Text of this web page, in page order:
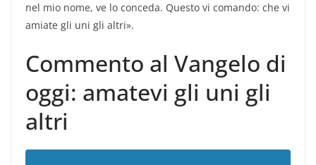
nel mio nome, ve lo conceda. Questo vi comando: che vi
amiate gli uni gli altri».
Commento al Vangelo di
oggi: amatevi gli uni gli
altri